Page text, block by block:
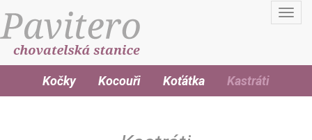
Kočky Kocouři Koťátka Kastráti